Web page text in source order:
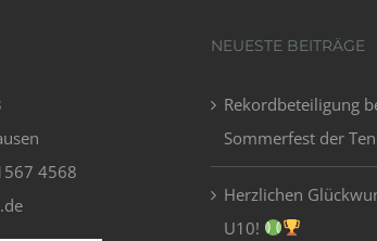
4568
NEUESTE BEITRÄGE
Rekordbeteiligung
Sommerfest der
Herzlichen
U10!